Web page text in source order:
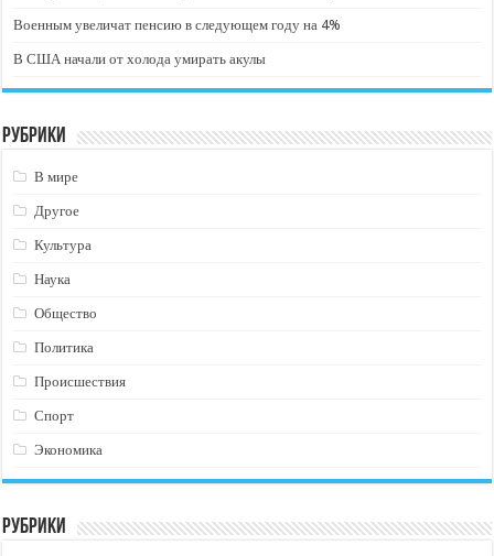
Военным увеличат пенсию в следующем году на 4%
В США начали от холода умирать акулы
Рубрики
В мире
Другое
Культура
Наука
Общество
Политика
Происшествия
Спорт
Экономика
Рубрики